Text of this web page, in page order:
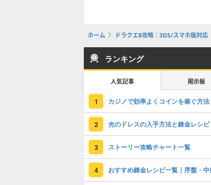
ホーム ドラクエ8攻略｜3DS/スマホ版対応
ランキング
人気記事 掲示板
1 カジノで効率よくコインを稼ぐ方法
2
3 ストーリー攻略チャート一覧
4